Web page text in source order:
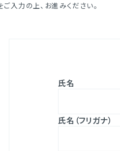
入力の上、お進みください。
氏名
氏名（フリガナ）